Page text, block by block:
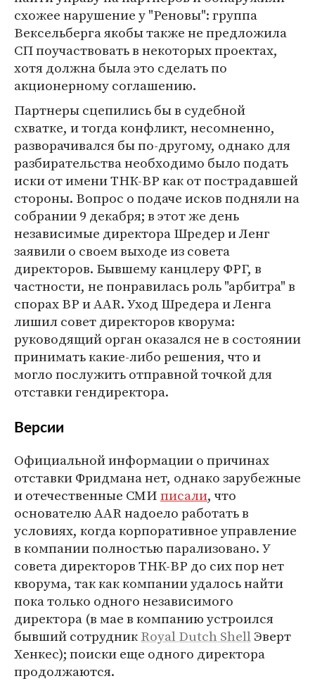
схожее нарушение у "Реновы": группа
Вексельберга якобы также не предложила
СП поучаствовать в некоторых проектах,
хотя должна была это сделать по
акционерному соглашению.
Партнеры сцепились бы в судебной
схватке, и тогда конфликт, несомненно,
разворачивался бы по-другому, однако для
разбирательства необходимо было подать
иски от имени ТНК-ВР как от пострадавшей
стороны. Вопрос о подаче исков подняли на
собрании 9 декабря; в этот же день
независимые директора Шредер и Ленг
заявили о своем выходе из совета
директоров. Бывшему канцлеру ФРГ, в
частности, не понравилась роль "арбитра" в
спорах BP и AAR. Уход Шредера и Ленга
лишил совет директоров кворума:
руководящий орган оказался не в состоянии
принимать какие-либо решения, что и
могло послужить отправной точкой для
отставки гендиректора.
Версии
Официальной информации о причинах
отставки Фридмана нет, однако зарубежные
и отечественные СМИписали, что
основателю AAR надоело работать в
условиях, когда корпоративное управление
в компании полностью парализовано. У
совета директоров ТНК-ВР до сих пор нет
кворума, так как компании удалось найти
пока только одного независимого
директора (в мае в компанию устроился
бывший сотрудникRoyal Dutch ShellЭверт
Хенкес); поиски еще одного директора
продолжаются.